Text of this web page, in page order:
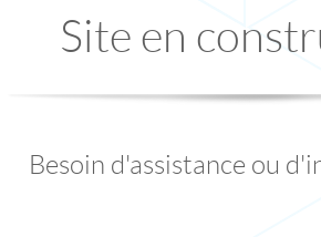
Site en
Besoin d'assistance ou